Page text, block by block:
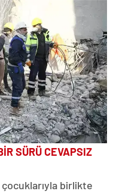
SÜRÜ CEVAPSIZ
birlikte